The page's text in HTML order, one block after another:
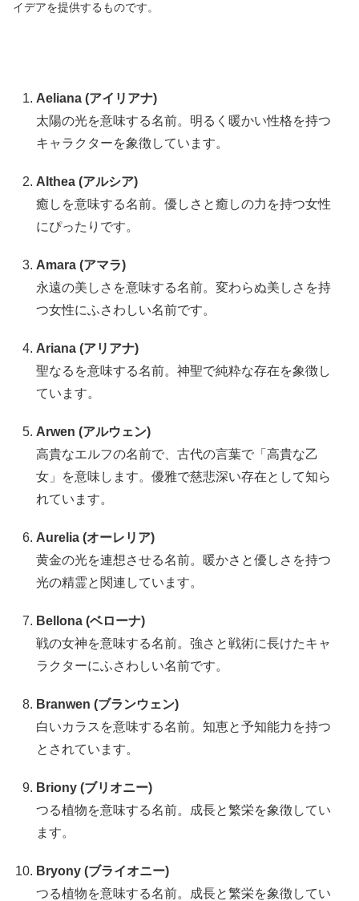
イデアを提供するものです。
Aeliana (アイリアナ)
太陽の光を意味する名前。明るく暖かい性格を持つ
キャラクターを象徴しています。
Althea (アルシア)
癒しを意味する名前。優しさと癒しの力を持つ女性
にぴったりです。
Amara (アマラ)
永遠の美しさを意味する名前。変わらぬ美しさを持
つ女性にふさわしい名前です。
Ariana (アリアナ)
聖なるを意味する名前。神聖で純粋な存在を象徴し
ています。
Arwen (アルウェン)
高貴なエルフの名前で、古代の言葉で「高貴な乙
女」を意味します。優雅で慈悲深い存在として知ら
れています。
Aurelia (オーレリア)
黄金の光を連想させる名前。暖かさと優しさを持つ
光の精霊と関連しています。
Bellona (ベローナ)
戦の女神を意味する名前。強さと戦術に長けたキャ
ラクターにふさわしい名前です。
Branwen (ブランウェン)
白いカラスを意味する名前。知恵と予知能力を持つ
とされています。
Briony (ブリオニー)
つる植物を意味する名前。成長と繁栄を象徴してい
ます。
Bryony (ブライオニー)
つる植物を意味する名前。成長と繁栄を象徴してい